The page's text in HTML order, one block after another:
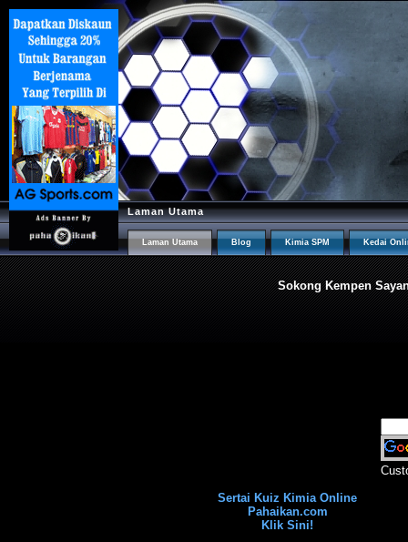
Laman Utama
Laman Utama Blog Kimia SPM Kedai
Sokong Kempen
Sertai Kuiz Kimia Online
Pahaikan.com
Klik Sini!